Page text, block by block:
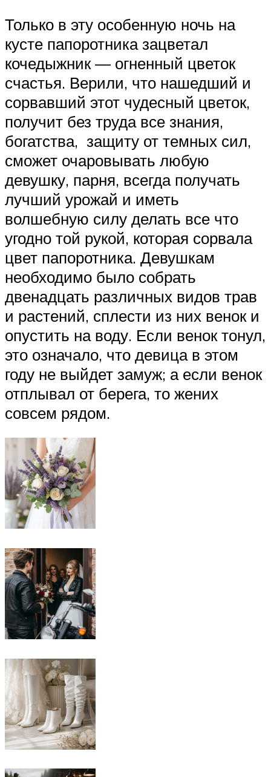
Только в эту особенную ночь на
кусте папоротника зацветал
кочедыжник — огненный цветок
счастья. Верили, что нашедший и
сорвавший этот чудесный цветок,
получит без труда все знания,
богатства, защиту от темных сил,
сможет очаровывать любую
девушку, парня, всегда получать
лучший урожай и иметь
волшебную силу делать все что
угодно той рукой, которая сорвала
цвет папоротника. Девушкам
необходимо было собрать
двенадцать различных видов трав
и растений, сплести из них венок и
опустить на воду. Если венок тонул,
это означало, что девица в этом
году не выйдет замуж; а если венок
отплывал от берега, то жених
совсем рядом.